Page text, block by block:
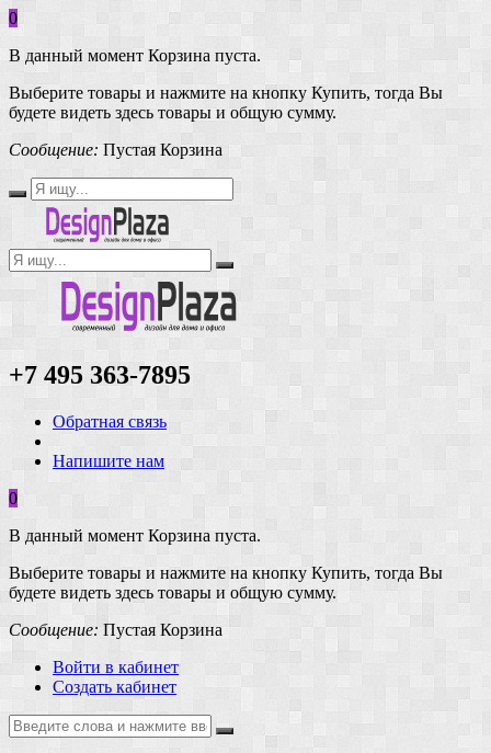
0
В данный момент Корзина пуста.
Выберите товары и нажмите на кнопку Купить, тогда Вы
будете видеть здесь товары и общую сумму.
Сообщение: Пустая Корзина
+7 495 363-7895
Обратная связь
Напишите нам
0
В данный момент Корзина пуста.
Выберите товары и нажмите на кнопку Купить, тогда Вы
будете видеть здесь товары и общую сумму.
Сообщение: Пустая Корзина
Войти в кабинет
Создать кабинет